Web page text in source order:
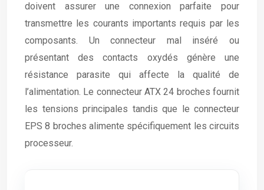
doivent assurer une connexion parfaite pour
transmettre les courants importants requis par les
composants. Un connecteur mal inséré ou
présentant des contacts oxydés génère une
résistance parasite qui affecte la qualité de
l’alimentation. Le connecteur ATX 24 broches fournit
les tensions principales tandis que le connecteur
EPS 8 broches alimente spécifiquement les circuits
processeur.